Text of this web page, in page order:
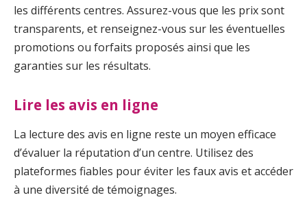
les différents centres. Assurez-vous que les prix sont
transparents, et renseignez-vous sur les éventuelles
promotions ou forfaits proposés ainsi que les
garanties sur les résultats.
Lire les avis en ligne
La lecture des avis en ligne reste un moyen efficace
d’évaluer la réputation d’un centre. Utilisez des
plateformes fiables pour éviter les faux avis et accéder
à une diversité de témoignages.